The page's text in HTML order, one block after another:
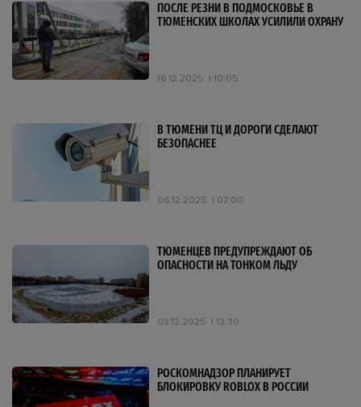
ПОСЛЕ РЕЗНИ В ПОДМОСКОВЬЕ В
ТЮМЕНСКИХ ШКОЛАХ УСИЛИЛИ ОХРАНУ
18.12.2025 10:05
В ТЮМЕНИ ТЦ И ДОРОГИ СДЕЛАЮТ
БЕЗОПАСНЕЕ
06.12.2025 07:00
ТЮМЕНЦЕВ ПРЕДУПРЕЖДАЮТ ОБ
ОПАСНОСТИ НА ТОНКОМ ЛЬДУ
03.12.2025 13:30
РОСКОМНАДЗОР ПЛАНИРУЕТ
БЛОКИРОВКУ ROBLOX В РОССИИ